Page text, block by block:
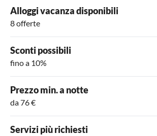
Alloggi vacanza disponibili
8 offerte
Sconti possibili
fino a 10%
Prezzo min. a notte
da 76 €
Servizi più richiesti